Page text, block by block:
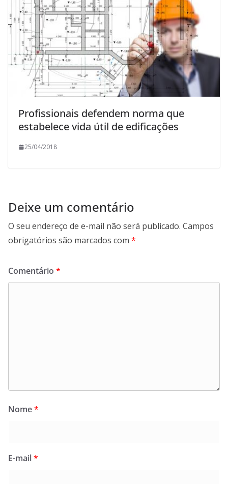
Profissionais defendem norma que
estabelece vida útil de edificações
25/04/2018
Deixe um comentário
O seu endereço de e-mail não será publicado. Campos
obrigatórios são marcados com *
Comentário *
Nome*
E-mail*